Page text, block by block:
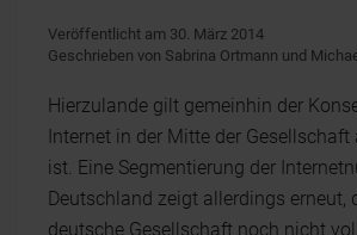
Veröffentlicht am 30. März 2014
Geschrieben von Sabrina Ortmann und
Hierzulande gilt gemeinhin der
Internet in der Mitte der
ist. Eine Segmentierung der
Deutschland zeigt allerdings erneut,
deutsche Gesellschaft noch nicht